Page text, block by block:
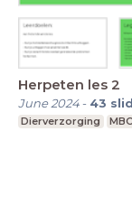
Herpeten les 2
June 2024- 43
Dierverzorging